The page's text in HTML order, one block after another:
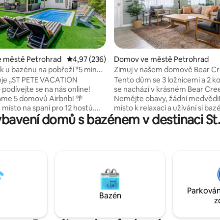
z 5, 105 hodnocení
městě Petrohrad Průměrné hodnocení 4,97 z 5, 236 hodnocení
4,97 (236)
u bazénu na pobřeží *5 minut
Beach Sand
„ST PETE VACATION
podívejte se na nás online!
5 domovů Airbnb! 🌴
na spaní pro 12 hostů.
VYBAVENÍ: * koktejlový bazén
(volitelný ohřívač
3 jamkami LOKALITA: •
~ 5 minut • Walmart,
+ kavárna ~3 minuty • John's
a promenáda ~ 8 minut •
Domov ve městě Petrohrad
Zimuj v našem domově Bear
Tento dům se 3 ložnicemi a 2
se nachází v krásném Bear
Nemějte obavy, žádní
místo k relaxaci a užívání si
klidné a bezpečné čtvrti. Vedle
Trail, 40 mil dlouhé zpevněné
dobrodružnější máme kajaky,
můžete použít. Dům disponuje stabilním
vysokorychlostním
blízkosti skvělých restaurací,
supermarketů a kaváren.
domů s bazénem v destinaci
Bazén